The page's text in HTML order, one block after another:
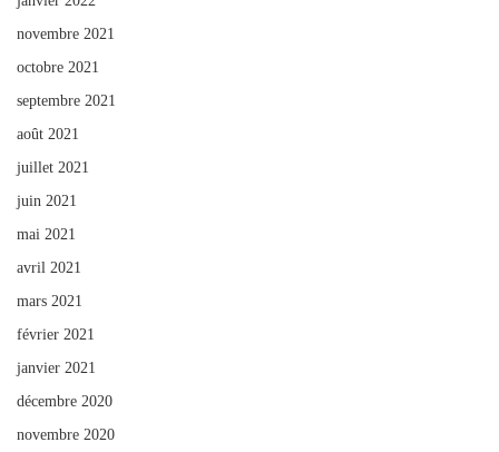
novembre 2021
octobre 2021
septembre 2021
août 2021
juillet 2021
juin 2021
mai 2021
avril 2021
mars 2021
février 2021
janvier 2021
décembre 2020
novembre 2020